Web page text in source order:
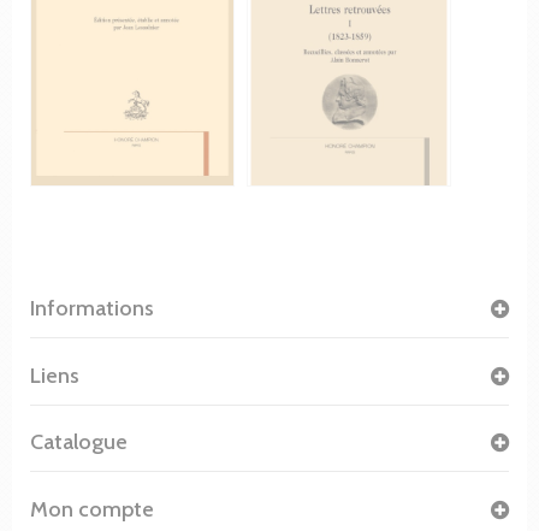
Informations
Liens
Catalogue
Mon compte